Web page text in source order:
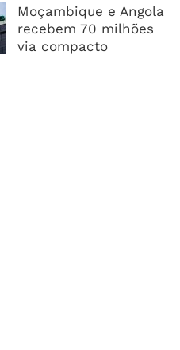
Moçambique e Angola
recebem 70 milhões
via compacto
Pode
Mas Governação